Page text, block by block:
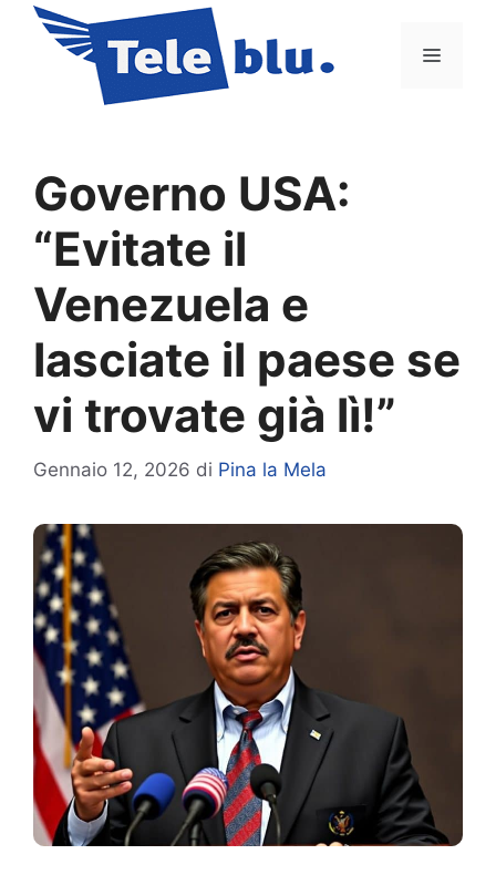
contenuto
Menu
Governo USA:
“Evitate il
Venezuela e
lasciate il paese se
vi trovate già lì!”
Gennaio 12, 2026 di Pina la Mela